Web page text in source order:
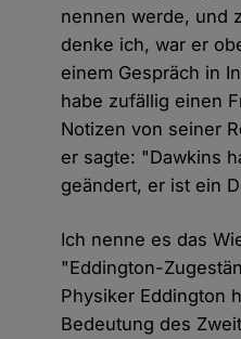
nennen werde, und
denke ich, war er
einem Gespräch in
habe zufällig einen
Notizen von seiner
er sagte: "Dawkins
geändert, er ist ein
Ich nenne es das
"Eddington-
Physiker Eddington
Bedeutung des